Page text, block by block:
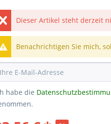
Dieser Artikel steht derzeit
Benachrichtigen Sie mich,
habe die